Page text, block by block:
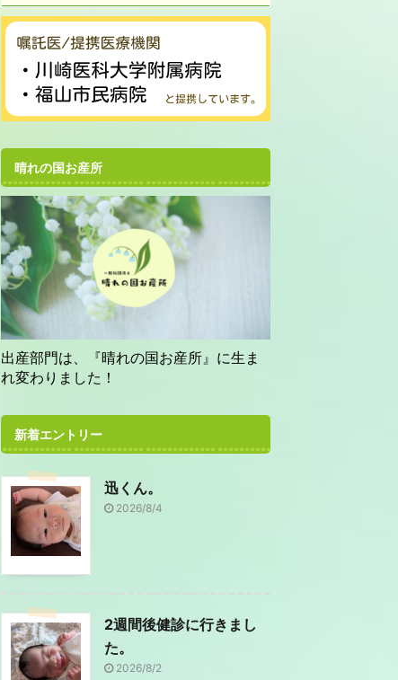
晴れの国お産所
出産部門は、『晴れの国お産所』に生ま
れ変わりました！
新着エントリー
迅くん。
2026/8/4
2週間後健診に行きまし
た。
2026/8/2